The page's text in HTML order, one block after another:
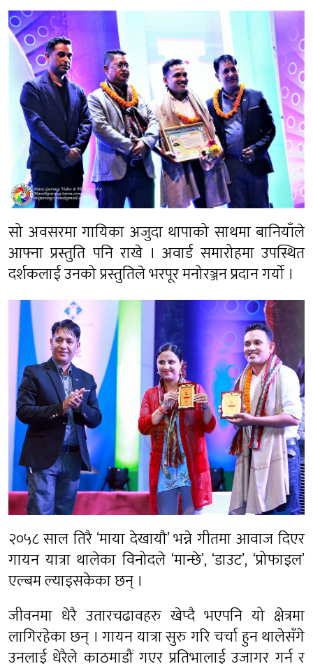
सो अवसरमा गायिका अजुदा थापाको साथमा बानियाँले
आफ्ना प्रस्तुति पनि राखे । अवार्ड समारोहमा उपस्थित
दर्शकलाई उनको प्रस्तुतिले भरपूर मनोरञ्जन प्रदान गर्यो ।
२०५८ साल तिरै ‘माया देखायौ’ भन्ने गीतमा आवाज दिएर
गायन यात्रा थालेका विनोदले ‘मान्छे’, ‘डाउट’, ‘प्रोफाइल’
एल्बम ल्याइसकेका छन् ।
जीवनमा धेरै उतारचढावहरु खेप्दै भएपनि यो क्षेत्रमा
लागिरहेका छन् । गायन यात्रा सुरु गरि चर्चा हुन थालेसँगे
उनलाई धेरैले काठमाडौं गएर प्रतिभालाई उजागर गर्न र